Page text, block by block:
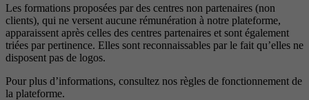
Les formations proposées par des centres non partenaires (non
clients), qui ne versent aucune rémunération à notre plateforme,
apparaissent après celles des centres partenaires et sont également
triées par pertinence. Elles sont reconnaissables par le fait qu’elles ne
disposent pas de logos.
Pour plus d’informations, consultez nos règles de fonctionnement de
la plateforme.